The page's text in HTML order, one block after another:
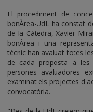
El procediment de
bonÀrea-UdL ha constat
de la Càtedra, Xavier
bonÀrea i una
tècnic han avaluat totes
de cada proposta a les
persones avaluadores
examinat els projectes
convocatòria.